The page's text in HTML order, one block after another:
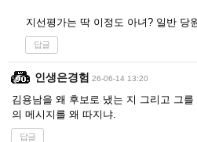
지선평가는 딱 이정도 아녀? 일반 당
답글
인생은경험 26-06-14 13:20
김용남을 왜 후보로 냈는 지 그리고 그
의 메시지를 왜 따지냐.
답글